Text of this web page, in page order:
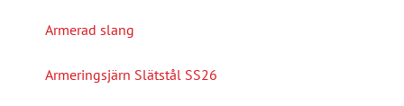
Armerad slang
Armeringsjärn Slätstål SS26